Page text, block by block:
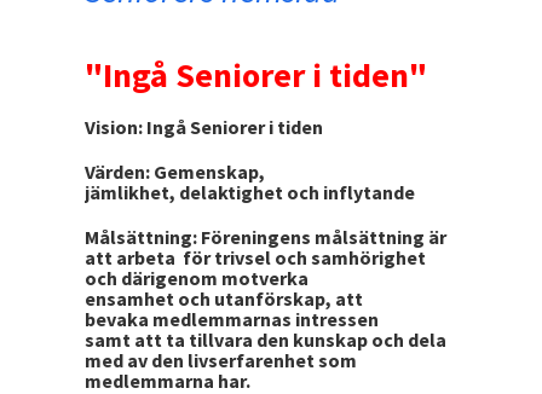
"Ingå Seniorer i tiden"
Vision: Ingå Seniorer i tiden
Värden: Gemenskap,
jämlikhet, delaktighet och inflytande
Målsättning: Föreningens målsättning är
att arbeta för trivsel och samhörighet
och därigenom motverka
ensamhet och utanförskap, att
bevaka medlemmarnas intressen
samt att ta tillvara den kunskap och dela
med av den livserfarenhet som
medlemmarna har.